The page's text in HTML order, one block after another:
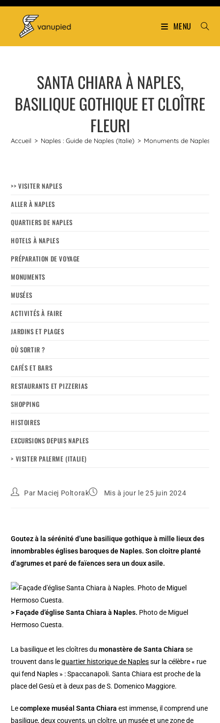
MENU
SANTA CHIARA À NAPLES,
BASILIQUE GOTHIQUE ET CLOÎTRE
FLEURI
Accueil > Naples : Guide de Naples (Italie) > Monuments de Naples
>> VISITER NAPLES
ALLER À NAPLES
QUARTIERS DE NAPLES
HOTELS À NAPLES
PRÉPARATION DE VOYAGE
MONUMENTS
MUSÉES
ACTIVITÉS À FAIRE
JARDINS ET PLAGES
OÙ SORTIR ?
CAFÉS ET BARS
RESTAURANTS ET PIZZERIAS
SHOPPING
HISTOIRES
EXCURSIONS DEPUIS NAPLES
> VISITER PALERME (ITALIE)
Par Maciej Poltorak Mis à jour le 25 juin 2024
Goutez à la sérénité d’une basilique gothique à mille lieux des
innombrables églises baroques de Naples. Son cloitre planté
d’agrumes et paré de faïences sera un doux asile.
> Façade d’église Santa Chiara à Naples. Photo de Miguel
Hermoso Cuesta.
La basilique et les cloîtres dumonastère de Santa Chiara se
trouvent dans lequartier historique de Naplessur la célèbre « rue
qui fend Naples » : Spaccanapoli. Santa Chiara est proche de la
place del Gesù et à deux pas de S. Domenico Maggiore.
Lecomplexe muséal Santa Chiara est immense, il comprend une
basilique, deux couvents, un cloître, un musée et une zone de